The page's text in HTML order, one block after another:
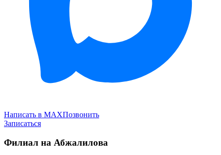
Написать в MAXПозвонить
Записаться
Филиал на Абжалилова